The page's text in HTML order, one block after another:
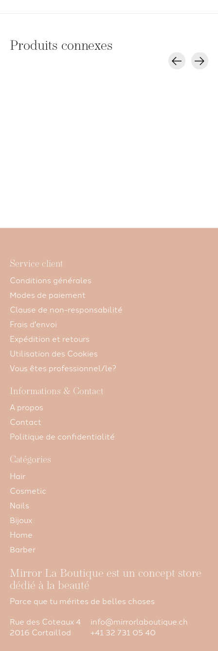
Produits connexes
Service client
Conditions générales
Modes de paiement
Clause de non-responsabilité
Frais d'envoi
Expédition et retours
Utilisation des Cookies
Vous êtes professionnel/le?
Informations & Contact
A propos
Contact
Politique de confidentialité
Catégories
Hair
Cosmetic
Nails
Bijoux
Home
Barber
Mirror La Boutique est un concept store
dédié à la beauté
Parce que tu mérites de belles choses
Rue des Coteaux 4
2016 Cortaillod
info@mirrorlaboutique.ch
+41 32 731 05 40